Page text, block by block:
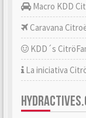
Macro KDD
Caravana
KDD´s
La iniciativa